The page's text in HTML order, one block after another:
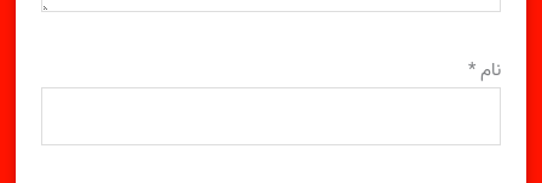
نام*